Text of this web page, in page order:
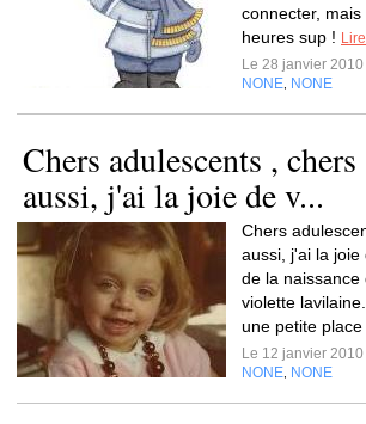
connecter,
heures sup !
Le 28 janvier
NONE NONE
Chers adulescents , chers
aussi, j'ai la joie de v...
Chers
aussi, j'ai la
de la naissance
violette
une petite place
Le 12 janvier
NONE NONE